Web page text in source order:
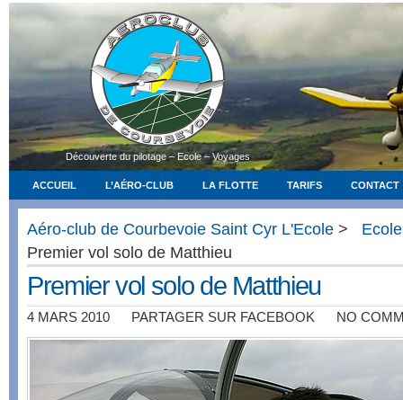
Découverte du pilotage – Ecole – Voyages
ACCUEIL L’AÉRO-CLUB LA FLOTTE TARIFS CONTACT
Aéro-club de Courbevoie Saint Cyr L'Ecole >
Premier vol solo de Matthieu
Premier vol solo de Matthieu
4 MARS 2010 PARTAGER SUR FACEBOOK NO